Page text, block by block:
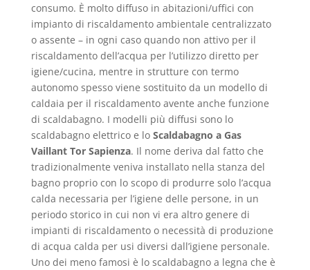
consumo. È molto diffuso in abitazioni/uffici con
impianto di riscaldamento ambientale centralizzato
o assente – in ogni caso quando non attivo per il
riscaldamento dell’acqua per l’utilizzo diretto per
igiene/cucina, mentre in strutture con termo
autonomo spesso viene sostituito da un modello di
caldaia per il riscaldamento avente anche funzione
di scaldabagno. I modelli più diffusi sono lo
scaldabagno elettrico e lo Scaldabagno a Gas
Vaillant Tor Sapienza. Il nome deriva dal fatto che
tradizionalmente veniva installato nella stanza del
bagno proprio con lo scopo di produrre solo l’acqua
calda necessaria per l’igiene delle persone, in un
periodo storico in cui non vi era altro genere di
impianti di riscaldamento o necessità di produzione
di acqua calda per usi diversi dall’igiene personale.
Uno dei meno famosi è lo scaldabagno a legna che è